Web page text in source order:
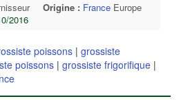
Origine : France Europe
2016
poissons | grossiste
poissons | grossiste frigorifique |